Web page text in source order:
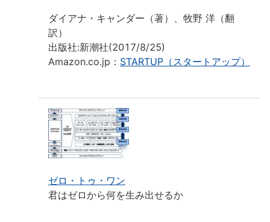
ダイアナ・キャンダー（著）、牧野 洋（翻
訳）
出版社:新潮社(2017/8/25)
Amazon.co.jp： STARTUP（スタートアップ）
ゼロ・トゥ・ワン
君はゼロから何を生み出せるか